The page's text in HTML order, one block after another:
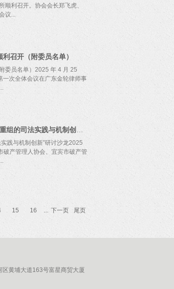
步确定中心2025年度基本工作
备涉外因素的破产案件为优
讲席教授、国际法研究所所
俊：意大利罗马第二大学法
学研究会副会长兼秘书长。专
博士研究生导师，国家级高
利召开。协会会长郑飞虎、
议...
联络机制。同时，以委员会
在社会的熟知度与认可度，
展。随后，秘书长梁伟荣向全
传是需要默契配合、相辅相
委员会第一次会议圆满结束，
会发展、为社会各界展现更开
员名单公示本名单公示7天，对
：020-37574913
召开（附委员名单）
委员名单）2025 年 4 月 25
一次全体会议在广东金轮律师事
培训与发展谋篇布局、擘画蓝
辞中指出，培训委的成立是协
目前协会活动参与者多为熟悉
作用。培训委可以通过创新
开展内部会员培训，以此推动
次、高质量的培训活动，营造
践与机制创新”研讨沙龙2025
破产管理人协会、宜宾市破产管
、冯颖仪、揭利理事，泸州市
山师范学院法学与公共管理学
广东金轮律师事务所高级合
领导致辞沙龙第一环节为管协
协热烈欢迎川南五市兄弟管
机制运作、管理人办案系统
15 16 ... 下一页 尾页
区黄埔大道163号富星商贸大厦